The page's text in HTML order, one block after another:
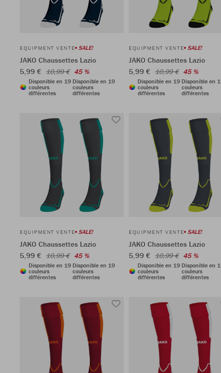
EQUIPMENT VENTE SALE!
JAKO Chaussettes Lazio
5,99 € 10,99 € 45 %
Disponible en 19
couleurs
différentes
Disponible en 19
couleurs
différentes
EQUIPMENT VENTE SALE!
JAKO Chaussettes Lazio
5,99 € 10,99 € 45 %
Disponible en 19
couleurs
différentes
Disponible en
couleurs
différentes
EQUIPMENT VENTE SALE!
JAKO Chaussettes Lazio
5,99 € 10,99 € 45 %
Disponible en 19
couleurs
différentes
Disponible en 19
couleurs
différentes
EQUIPMENT VENTE SALE!
JAKO Chaussettes Lazio
5,99 € 10,99 € 45 %
Disponible en 19
couleurs
différentes
Disponible en
couleurs
différentes